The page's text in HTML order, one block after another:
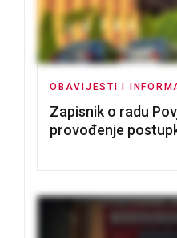
OBAVIJESTI I
Zapisnik o radu
provođenje